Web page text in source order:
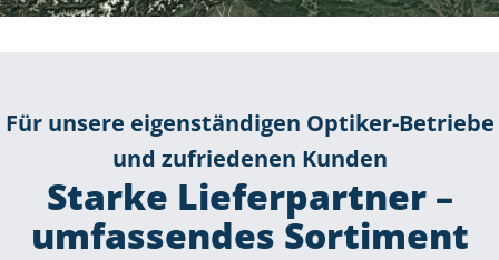
Für unsere eigenständigen Optiker-Betriebe
und zufriedenen Kunden
Starke Lieferpartner –
umfassendes Sortiment